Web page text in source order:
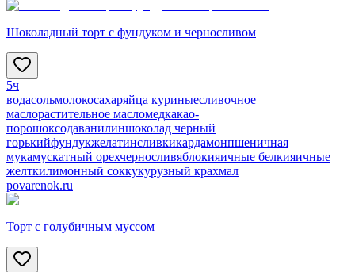
Шоколадный торт с фундуком и черносливом
5ч
водасольмолокосахаряйца куриныесливочное
маслорастительное масломедкакао-
порошоксодаванилиншоколад черный
горькийфундукжелатинсливкикардамонпшеничная
мукамускатный орехчерносливяблокияичные белкияичные
желткилимонный соккукурузный крахмал
povarenok.ru
Торт с голубичным муссом